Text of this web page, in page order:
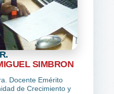
SIMBRON
Docente Emérito
de Crecimiento y